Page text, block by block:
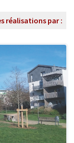
réalisations par :